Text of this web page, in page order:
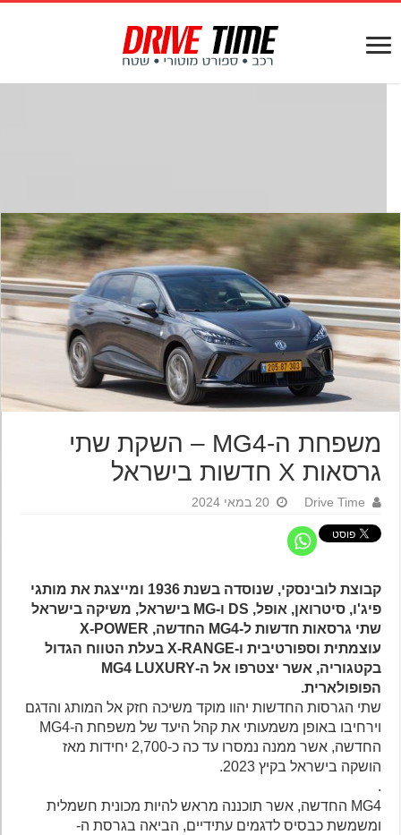
משפחת ה-MG4 – השקת שתי
גרסאות X חדשות בישראל
Drive Time 20 במאי 2024
קבוצת לובינסקי, שנוסדה בשנת 1936 ומייצגת את מותגי
פיג'ו, סיטרואן, אופל, DS ו-MG בישראל, משיקה בישראל
שתי גרסאות חדשות ל-MG4 החדשה, X-POWER
עוצמתית וספורטיבית ו-X-RANGE בעלת הטווח הגדול
בקטגוריה, אשר יצטרפו אל ה-MG4 LUXURY
הפופולארית.
שתי הגרסות החדשות יהוו מוקד משיכה חזק אל המותג והדגם
וירחיבו באופן משמעותי את קהל היעד של משפחת ה-MG4
החדשה, אשר ממנה נמסרו עד כה כ-2,700 יחידות מאז
הושקה בישראל בקיץ 2023.
MG4 החדשה, אשר תוכננה מראש להיות מכונית חשמלית
ומשמשת כבסיס לדגמים עתידיים, הביאה בגרסת ה-